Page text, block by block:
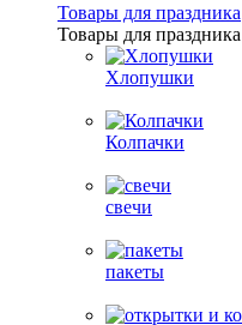
Товары для праздника
Товары для праздника
Хлопушки
Колпачки
свечи
пакеты